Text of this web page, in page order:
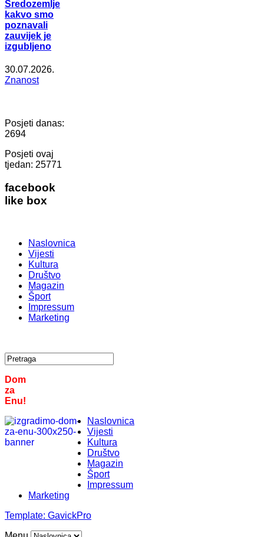
Sredozemlje
kakvo smo
poznavali
zauvijek je
izgubljeno
30.07.2026.
Znanost
Posjeti danas:
2694
Posjeti ovaj
tjedan: 25771
facebook
like box
Naslovnica
Vijesti
Kultura
Društvo
Magazin
Šport
Impressum
Marketing
Dom
za
Enu!
Naslovnica
Vijesti
Kultura
Društvo
Magazin
Šport
Impressum
Marketing
Template: GavickPro